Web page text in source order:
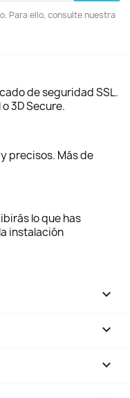
Para ello, consulte nuestra
de seguridad SSL.
3D Secure.
precisos. Más de
lo que has
instalación


